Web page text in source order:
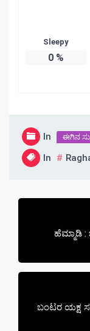
Sleepy
0%
In ಈಗಿನ
In
Post
ಹೆಮ್ಮಾಡಿ
ಬಂಟರ ಯಕ್ಷ